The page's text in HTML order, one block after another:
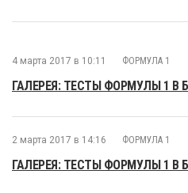
4 марта 2017 в 10:11 ФОРМУЛА 1
ГАЛЕРЕЯ: ТЕСТЫ ФОРМУЛЫ 1 В
2 марта 2017 в 14:16 ФОРМУЛА 1
ГАЛЕРЕЯ: ТЕСТЫ ФОРМУЛЫ 1 В